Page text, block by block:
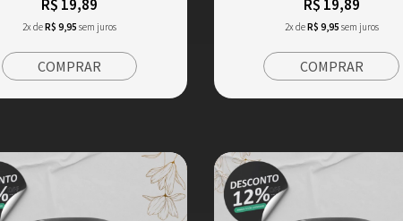
R$ 19,89
2x deR$ 9,95 sem juros
COMPRAR
R$ 19,89
2x deR$ 9,95 sem juros
COMPRAR